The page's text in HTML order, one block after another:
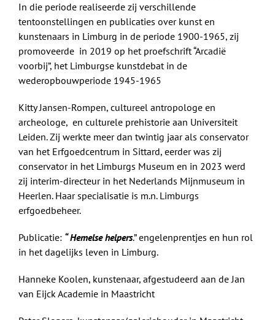
In die periode realiseerde zij verschillende
tentoonstellingen en publicaties over kunst en
kunstenaars in Limburg in de periode 1900-1965, zij
promoveerde in 2019 op het proefschrift “Arcadië
voorbij”, het Limburgse kunstdebat in de
wederopbouwperiode 1945-1965
Kitty Jansen-Rompen, cultureel antropologe en
archeologe, en culturele prehistorie aan Universiteit
Leiden. Zij werkte meer dan twintig jaar als conservator
van het Erfgoedcentrum in Sittard, eerder was zij
conservator in het Limburgs Museum en in 2023 werd
zij interim-directeur in het Nederlands Mijnmuseum in
Heerlen. Haar specialisatie is m.n. Limburgs
erfgoedbeheer.
Publicatie: “ Hemelse helpers.” engelenprentjes en hun rol
in het dagelijks leven in Limburg.
Hanneke Koolen, kunstenaar, afgestudeerd aan de Jan
van Eijck Academie in Maastricht